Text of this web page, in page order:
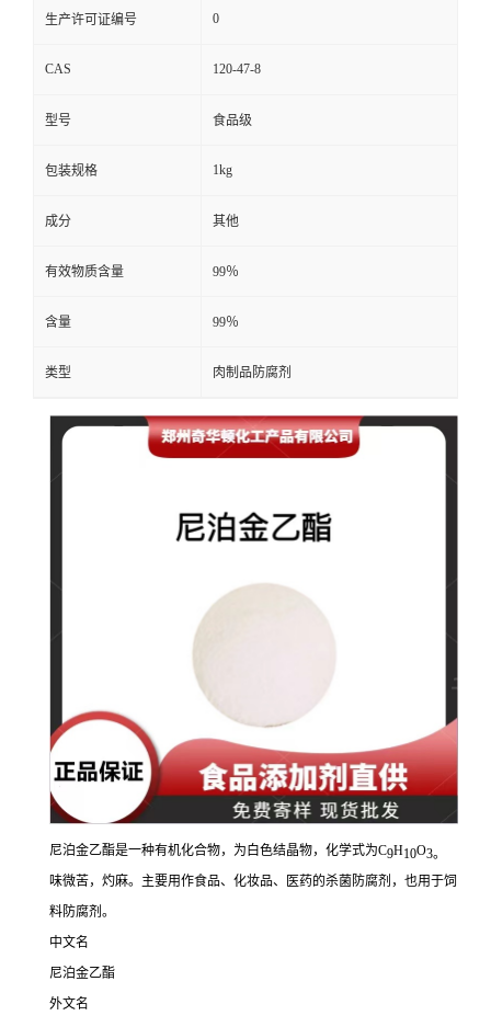
生产许可证编号 0
CAS 120-47-8
型号 食品级
包装规格 1kg
成分 其他
有效物质含量 99％
含量 99％
类型 肉制品防腐剂
尼泊金乙酯是一种有机化合物，为白色结晶物，化学式为C9H10O3。
味微苦，灼麻。主要用作食品、化妆品、医药的杀菌防腐剂，也用于饲
料防腐剂。
中文名
尼泊金乙酯
外文名